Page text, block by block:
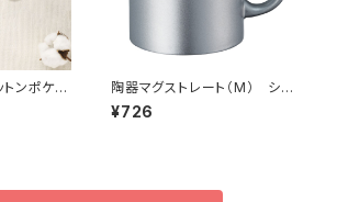
ンポケッ
ラル
陶器マグストレート（M） シル
バー MG
¥726